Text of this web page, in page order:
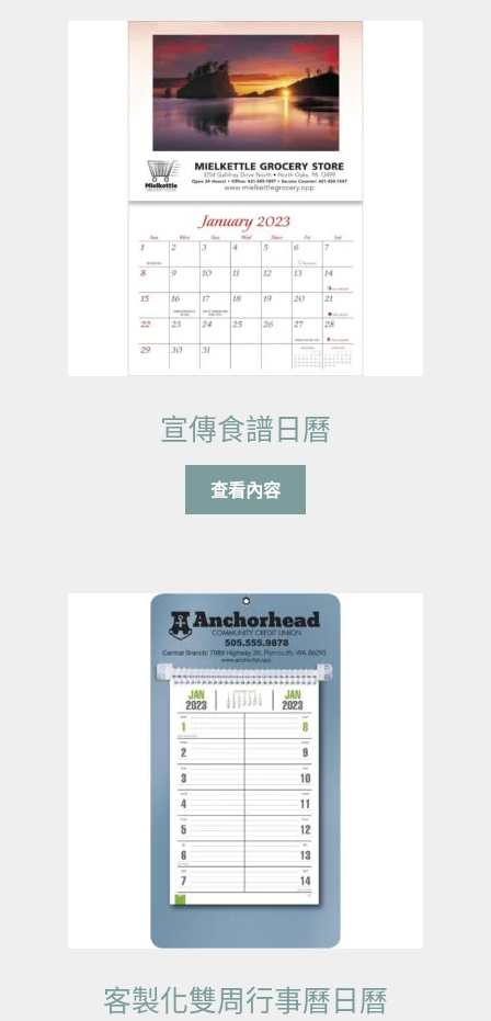
宣傳食譜日曆
查看內容
客製化雙周行事曆日曆